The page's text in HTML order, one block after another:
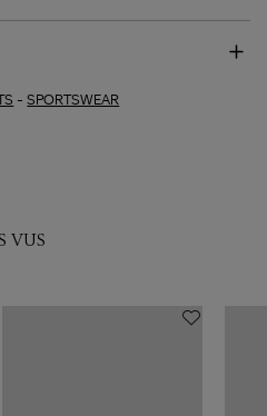
-SPORTSWEAR
VUS